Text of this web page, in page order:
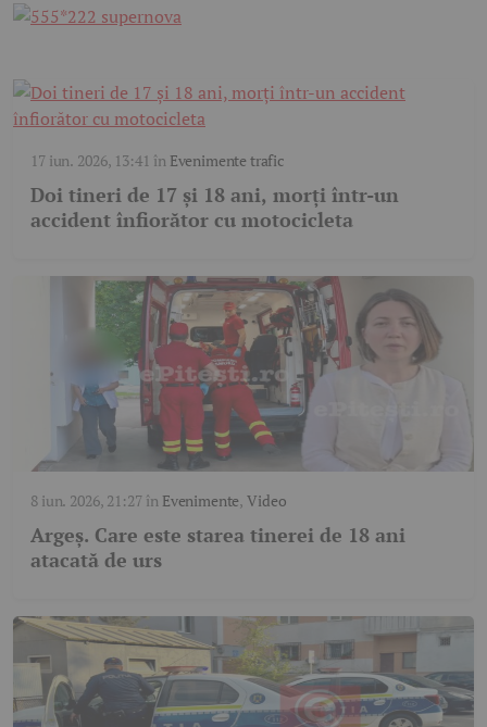
17 iun. 2026, 13:41 în Evenimente trafic
Doi tineri de 17 și 18 ani, morți într-un
accident înfiorător cu motocicleta
8 iun. 2026, 21:27în Evenimente,Video
Argeș. Care este starea tinerei de 18 ani
atacată de urs